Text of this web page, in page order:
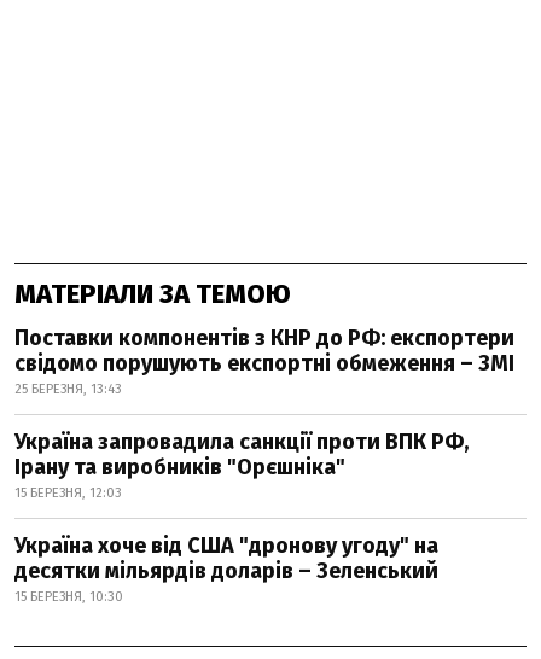
МАТЕРІАЛИ ЗА ТЕМОЮ
Поставки компонентів з КНР до РФ: експортери
свідомо порушують експортні обмеження – ЗМІ
25 БЕРЕЗНЯ, 13:43
Україна запровадила санкції проти ВПК РФ,
Ірану та виробників "Орєшніка"
15 БЕРЕЗНЯ, 12:03
Україна хоче від США "дронову угоду" на
десятки мільярдів доларів – Зеленський
15 БЕРЕЗНЯ, 10:30